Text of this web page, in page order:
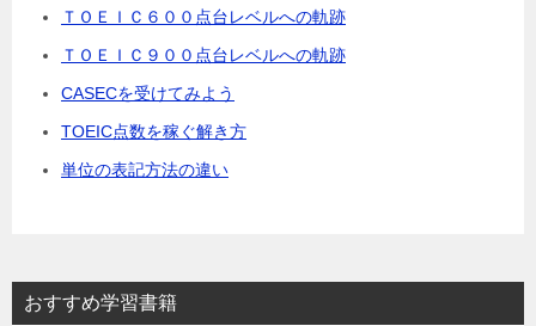
ＴＯＥＩＣ６００点台レベルへの軌跡
ＴＯＥＩＣ９００点台レベルへの軌跡
CASECを受けてみよう
TOEIC点数を稼ぐ解き方
単位の表記方法の違い
おすすめ学習書籍